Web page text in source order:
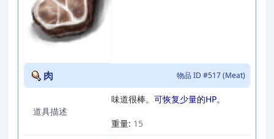
肉 物品 ID #517 (Meat)
道具描述
味道很棒。 可恢复少量的HP。
重量: 15